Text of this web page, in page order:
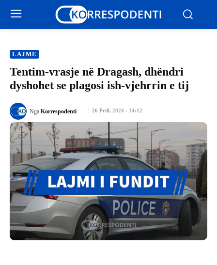
LAJME
Tentim-vrasje në Dragash, dhëndri
dyshohet se plagosi ish-vjehrrin e tij
26 Prill, 2024 - 14:12
Nga Korrespodenti